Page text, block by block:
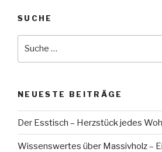
SUCHE
NEUESTE BEITRÄGE
Der Esstisch – Herzstück jedes
Wissenswertes über Massivholz –